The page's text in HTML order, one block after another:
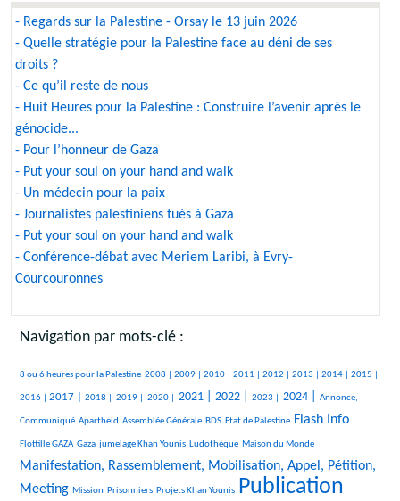
- Regards sur la Palestine - Orsay le 13 juin 2026
- Quelle stratégie pour la Palestine face au déni de ses
droits ?
- Ce qu’il reste de nous
- Huit Heures pour la Palestine : Construire l’avenir après le
génocide...
- Pour l’honneur de Gaza
- Put your soul on your hand and walk
- Un médecin pour la paix
- Journalistes palestiniens tués à Gaza
- Put your soul on your hand and walk
- Conférence-débat avec Meriem Laribi, à Evry-
Courcouronnes
Navigation par mots-clé :
506/3354
8 ou 6 heures pour la Palestine
237/3354 2008 |
315/3354 2009 |
265/3354 2010 |
380/3354 2011 |
349/3354 2012 |
227/3354 2013 |
293/3354 2014 |
252/3354 2015 |
546/3354
2016 |
801/3354
2017 |
221/3354 2018 |
109/3354 2019 |
150/3354 2020 |
1159/3354 2021 |
1199/3354 2022 |
565/3354 2023 |
1348/3354 2024 |
538/3354 Annonce,
Communiqué
49/3354 Apartheid
31/3354 Assemblée Générale
189/3354 BDS
40/3354 Etat de Palestine
1619/3354 Flash Info
51/3354
Flottille GAZA
380/3354 Gaza
294/3354 jumelage Khan Younis
482/3354 Ludothèque
25/3354 Maison du Monde
1676/3354
Manifestation, Rassemblement, Mobilisation, Appel, Pétition,
Meeting
24/3354 Mission
52/3354 Prisonniers
184/3354 Projets Khan Younis
3354/3354 Publication
2259/3354